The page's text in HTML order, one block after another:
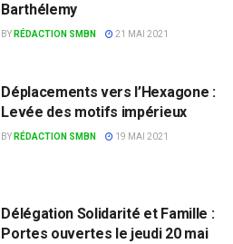
Barthélemy
BY RÉDACTION SMBN 21 MAI 2021
Déplacements vers l’Hexagone :
Levée des motifs impérieux
BY RÉDACTION SMBN 19 MAI 2021
Délégation Solidarité et Famille :
Portes ouvertes le jeudi 20 mai